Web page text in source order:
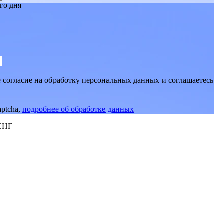
дня
на обработку персональных данных и соглашаетесь
подробнее об обработке данных